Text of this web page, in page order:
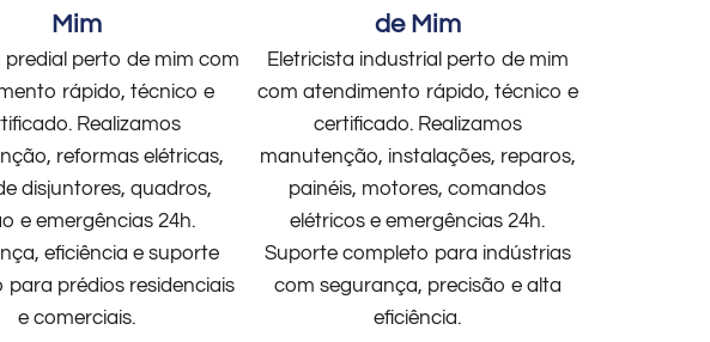
Mim
predial perto de mim com
rápido, técnico e
Realizamos
reformas elétricas,
disjuntores, quadros,
e emergências 24h.
eficiência e suporte
para prédios residenciais
e comerciais.
de Mim
Eletricista industrial perto de mim
com atendimento rápido, técnico e
certificado. Realizamos
manutenção, instalações, reparos,
painéis, motores, comandos
elétricos e emergências 24h.
Suporte completo para indústrias
com segurança, precisão e alta
eficiência.